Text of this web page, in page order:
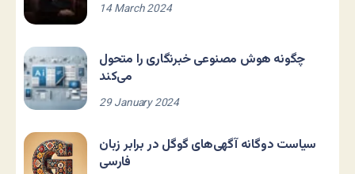
14 March 2024
چگونه هوش مصنوعی خبرنگاری را متحول
می‌کند
29 January 2024
سیاست دوگانه آگهی‌های گوگل در برابر زبان
فارسی